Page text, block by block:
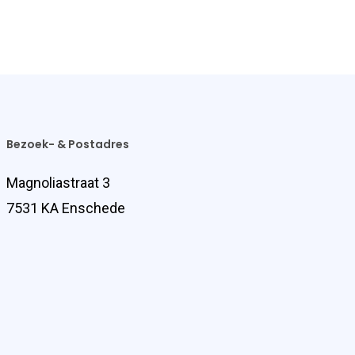
Bezoek- & Postadres
Magnoliastraat 3
7531 KA Enschede